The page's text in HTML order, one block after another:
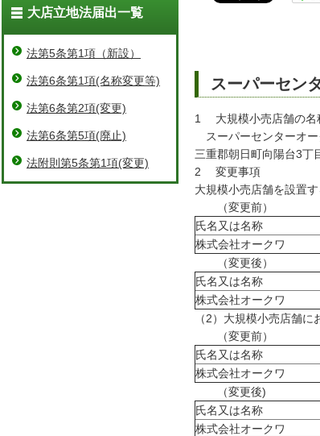
スーパーセン
1 大規模小売店舗の名
スーパーセンターオ
三重郡朝日町向陽台3丁
2 変更事項
大規模小売店舗を設置
（変更前）
氏名又は名称
株式会社オークワ
（変更後）
氏名又は名称
株式会社オークワ
（2）大規模小売店舗
（変更前）
氏名又は名称
株式会社オークワ
（変更後)
氏名又は名称
株式会社オークワ
大店立地法届出一覧
法第5条第1項（新設）
法第6条第1項(名称変更等)
法第6条第2項(変更)
法第6条第5項(廃止)
法附則第5条第1項(変更)